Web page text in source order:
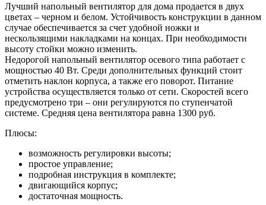
Лучший напольный вентилятор для дома продается в двух
цветах – черном и белом. Устойчивость конструкции в данном
случае обеспечивается за счет удобной ножки и
нескользящими накладками на концах. При необходимости
высоту стойки можно изменить.
Недорогой напольный вентилятор осевого типа работает с
мощностью 40 Вт. Среди дополнительных функций стоит
отметить наклон корпуса, а также его поворот. Питание
устройства осуществляется только от сети. Скоростей всего
предусмотрено три – они регулируются по ступенчатой
системе. Средняя цена вентилятора равна 1300 руб.
Плюсы:
возможность регулировки высоты;
простое управление;
подробная инструкция в комплекте;
двигающийся корпус;
достаточная мощность.